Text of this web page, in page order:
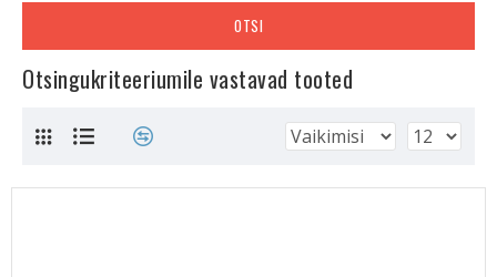
OTSI
Otsingukriteeriumile vastavad tooted